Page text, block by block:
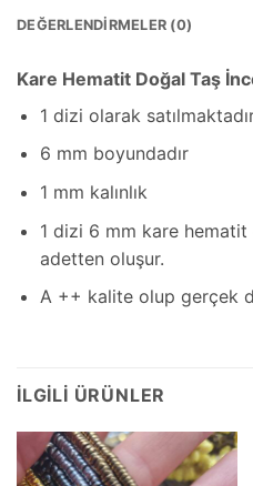
DEĞERLENDIRMELER (0)
Kare Hematit Doğal Taş
1 dizi olarak
6 mm boyundadır
1 mm kalınlık
1 dizi 6 mm kare
adetten oluşur.
A ++ kalite olup gerçek
İLGILI ÜRÜNLER